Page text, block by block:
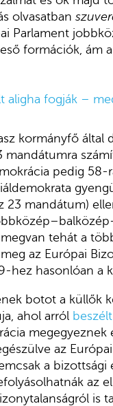
olvasatban
Parlament
formációk, ám
aligha fogják –
kormányfő által
mandátumra
pedig
23 mandátum)
tehát a
meg az Európai
hez hasonlóan a
botot a küllők
ahol arról beszélt
az
a
az
is